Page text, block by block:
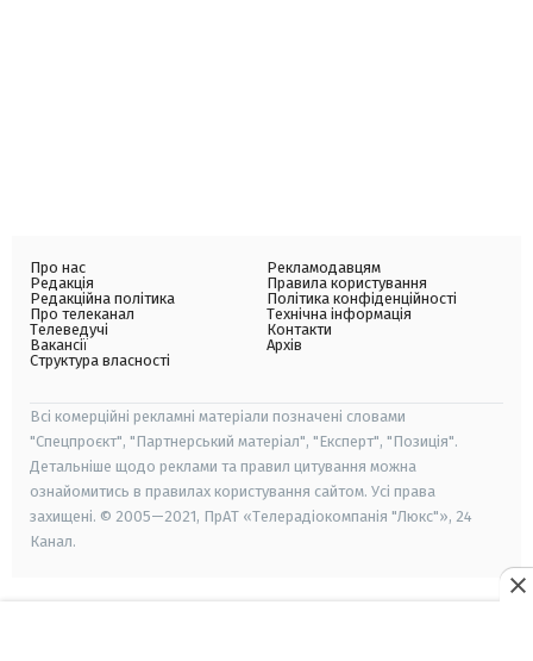
Про нас
Редакція
Редакційна політика
Про телеканал
Телеведучі
Вакансії
Структура власності
Рекламодавцям
Правила користування
Політика конфіденційності
Технічна інформація
Контакти
Архів
Всі комерційні рекламні матеріали позначені словами
"Спецпроєкт", "Партнерський матеріал", "Експерт", "Позиція".
Детальніше щодо реклами та правил цитування можна
ознайомитись в правилах користування сайтом. Усі права
захищені. © 2005—2021, ПрАТ «Телерадіокомпанія "Люкс"», 24
Канал.